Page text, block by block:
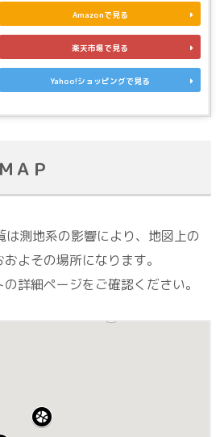
Amazonで見る
楽天市場で見る
Yahoo!ショッピングで見る
ＡＰ
は測地系の影響により、地図上の
よその場所になります。
詳細ページをご確認ください。